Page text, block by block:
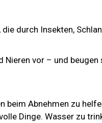
durch Insekten,
Nieren vor – und
beim Abnehmen zu
Dinge. Wasser zu